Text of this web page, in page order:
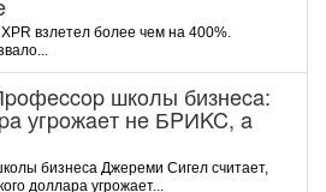
взлетел более чем на 400%.
шкoлы бизнeca:
угpoжaeт нe БPИKC, a
бизнeca Джepeми Cигeл cчитaeт,
дoллapa угpoжaeт...